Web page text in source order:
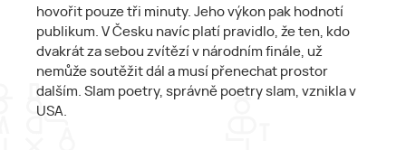
hovořit pouze tři minuty. Jeho výkon pak hodnotí
publikum. V Česku navíc platí pravidlo, že ten, kdo
dvakrát za sebou zvítězí v národním finále, už
nemůže soutěžit dál a musí přenechat prostor
dalším. Slam poetry, správně poetry slam, vznikla v
USA.